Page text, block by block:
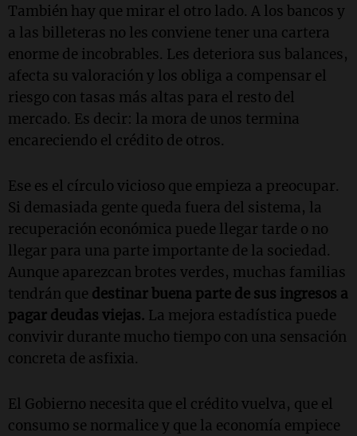
También hay que mirar el otro lado. A los bancos y
a las billeteras no les conviene tener una cartera
enorme de incobrables. Les deteriora sus balances,
afecta su valoración y los obliga a compensar el
riesgo con tasas más altas para el resto del
mercado. Es decir: la mora de unos termina
encareciendo el crédito de otros.
Ese es el círculo vicioso que empieza a preocupar.
Si demasiada gente queda fuera del sistema, la
recuperación económica puede llegar tarde o no
llegar para una parte importante de la sociedad.
Aunque aparezcan brotes verdes, muchas familias
tendrán que destinar buena parte de sus ingresos a
pagar deudas viejas. La mejora estadística puede
convivir durante mucho tiempo con una sensación
concreta de asfixia.
El Gobierno necesita que el crédito vuelva, que el
consumo se normalice y que la economía empiece